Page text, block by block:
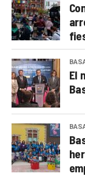
El